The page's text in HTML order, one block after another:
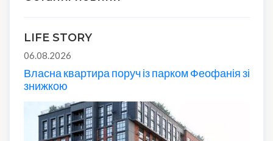
LIFE STORY
06.08.2026
Власна квартира поруч із парком Феофанія зі
знижкою